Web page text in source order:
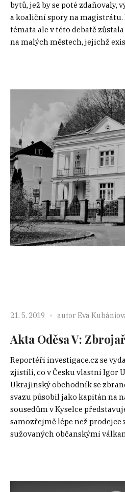
bytů, jež by se poté
a koaliční spory na magistrátu.
témata ale v této debatě
na malých městech, jejichž
21. 5. 2019 autor Eva
Akta Oděsa V:
Reportéři investigace.cz se
zjistili, co v Česku vlastní Igor
Ukrajinský obchodník se
svazu působil jako kapitán na
sousedům v Kyselce
samozřejmě lépe než prodejce
sužovaných občanskými